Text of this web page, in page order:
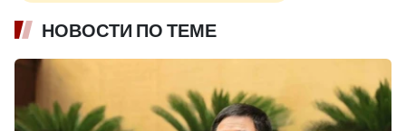
НОВОСТИ ПО ТЕМЕ